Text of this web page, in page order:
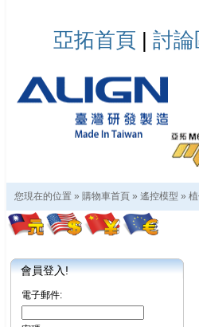
亞拓首頁 | 討論
您現在的位置 » 購物車首頁 » 遙控模型 »
會員登入!
電子郵件: